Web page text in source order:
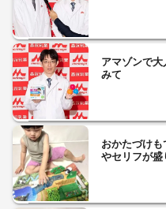
アマゾンで
みて
おかたづけ
やセリフが